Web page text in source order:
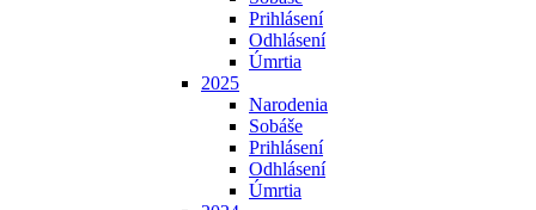
Prihlásení
Odhlásení
Úmrtia
2025
Narodenia
Sobáše
Prihlásení
Odhlásení
Úmrtia